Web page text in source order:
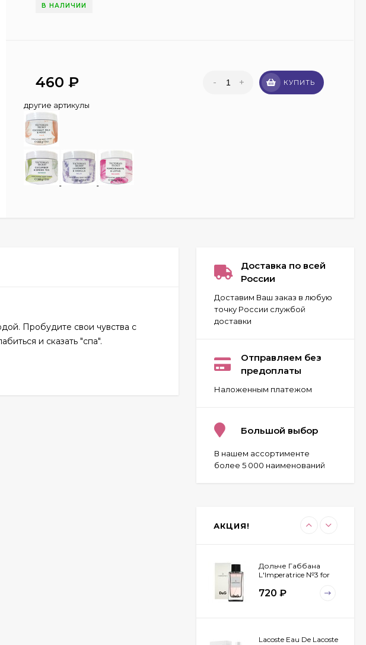
В НАЛИЧИИ
460₽ - + КУПИТЬ
другие артикулы
Пробудите свои чувства с
и сказать "спа".
Доставка по всей
России
Доставим Ваш заказ в любую
точку России службой
доставки
Отправляем без
предоплаты
Наложенным платежом
Большой выбор
В нашем ассортименте
более 5 000 наименований
АКЦИЯ!
VIP for women 80 ml
ОАЭ
2 032₽
Blue Label 100 ml
Дольче Габбана
L'Imperatrice №3 for
720 ₽
Lacoste Eau De Lacoste